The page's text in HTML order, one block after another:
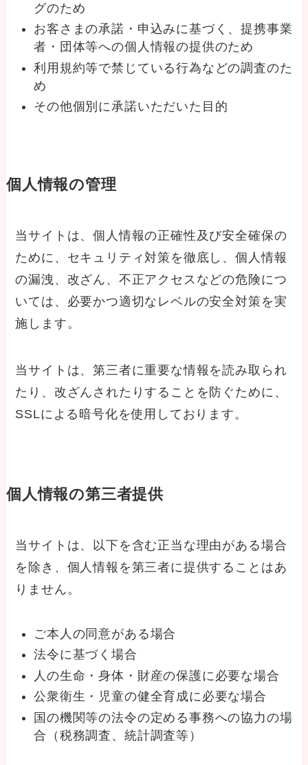
グのため
お客さまの承諾・申込みに基づく、提携事業
者・団体等への個人情報の提供のため
利用規約等で禁じている行為などの調査のた
め
その他個別に承諾いただいた目的
個人情報の管理
当サイトは、個人情報の正確性及び安全確保の
ために、セキュリティ対策を徹底し、個人情報
の漏洩、改ざん、不正アクセスなどの危険につ
いては、必要かつ適切なレベルの安全対策を実
施します。
当サイトは、第三者に重要な情報を読み取られ
たり、改ざんされたりすることを防ぐために、
SSLによる暗号化を使用しております。
個人情報の第三者提供
当サイトは、以下を含む正当な理由がある場合
を除き、個人情報を第三者に提供することはあ
りません。
ご本人の同意がある場合
法令に基づく場合
人の生命・身体・財産の保護に必要な場合
公衆衛生・児童の健全育成に必要な場合
国の機関等の法令の定める事務への協力の場
合（税務調査、統計調査等）